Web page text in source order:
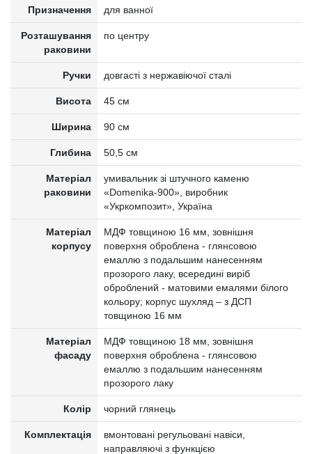
Призначення для ванної
Розташування
раковини
по центру
Ручки довгасті з нержавіючої сталі
Висота 45 см
Ширина 90 см
Глибина 50,5 см
Матеріал
раковини
умивальник зі штучного каменю
«Domenika-900», виробник
«Укркомпозит», Україна
Матеріал
корпусу
МДФ товщиною 16 мм, зовнішня
поверхня оброблена - глянсовою
емаллю з подальшим нанесенням
прозорого лаку, всередині виріб
оброблений - матовими емалями білого
кольору; корпус шухляд – з ДСП
товщиною 16 мм
Матеріал
фасаду
МДФ товщиною 18 мм, зовнішня
поверхня оброблена - глянсовою
емаллю з подальшим нанесенням
прозорого лаку
Колір чорний глянець
Комплектація
вмонтовані регульовані навіси,
направляючі з функцією